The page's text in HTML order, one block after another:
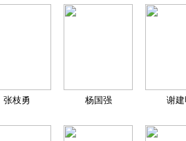
张枝勇 杨国强 谢建